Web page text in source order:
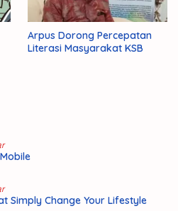
Arpus Dorong Percepatan
Literasi Masyarakat KSB
Simply Change Your Lifestyle